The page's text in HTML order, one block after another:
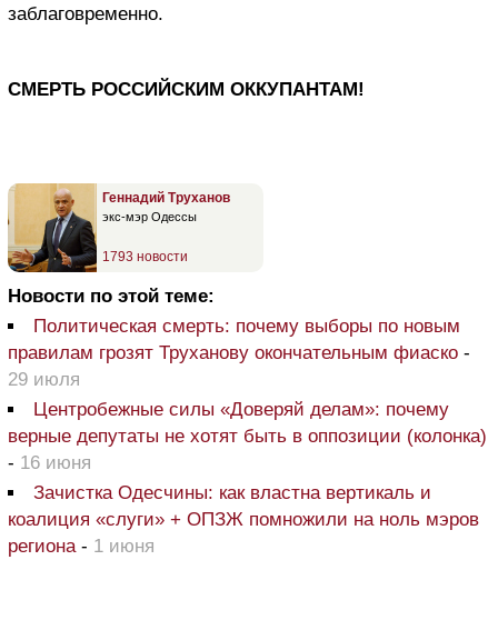
заблаговременно.
СМЕРТЬ РОССИЙСКИМ ОККУПАНТАМ!
Геннадий Труханов
экс-мэр Одессы
1793 новости
Новости по этой теме:
Политическая смерть: почему выборы по новым
правилам грозят Труханову окончательным фиаско -
29 июля
Центробежные силы «Доверяй делам»: почему
верные депутаты не хотят быть в оппозиции (колонка)
- 16 июня
Зачистка Одесчины: как властна вертикаль и
коалиция «слуги» + ОПЗЖ помножили на ноль мэров
региона- 1 июня